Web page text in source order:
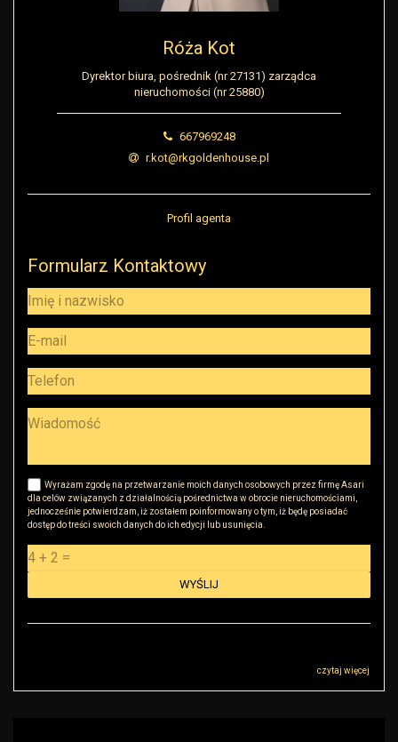
Róża Kot
Dyrektor biura, pośrednik (nr 27131) zarządca
nieruchomości (nr 25880)
667969248
r.kot@rkgoldenhouse.pl
Profil agenta
Formularz Kontaktowy
Wyrażam zgodę na przetwarzanie moich danych osobowych przez firmę Asari
dla celów związanych z działalnością pośrednictwa w obrocie nieruchomościami,
jednocześnie potwierdzam, iż zostałem poinformowany o tym, iż będę posiadać
dostęp do treści swoich danych do ich edycji lub usunięcia.
czytaj więcej